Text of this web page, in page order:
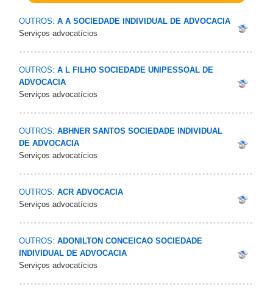
OUTROS: A A SOCIEDADE INDIVIDUAL DE ADVOCACIA
Serviços advocatícios
OUTROS: A L FILHO SOCIEDADE UNIPESSOAL DE
ADVOCACIA
Serviços advocatícios
OUTROS: ABHNER SANTOS SOCIEDADE INDIVIDUAL
DE ADVOCACIA
Serviços advocatícios
OUTROS: ACR ADVOCACIA
Serviços advocatícios
OUTROS: ADONILTON CONCEICAO SOCIEDADE
INDIVIDUAL DE ADVOCACIA
Serviços advocatícios